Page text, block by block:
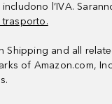
includono l’IVA.
trasporto.
Shipping and all
of Amazon.com,